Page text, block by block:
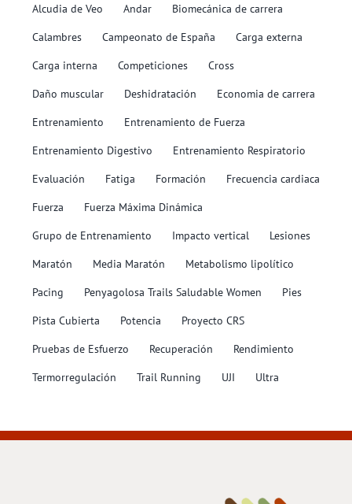
Alcudia de Veo
Andar
Biomecánica de carrera
Calambres
Campeonato de España
Carga externa
Carga interna
Competiciones
Cross
Daño muscular
Deshidratación
Economia de carrera
Entrenamiento
Entrenamiento de Fuerza
Entrenamiento Digestivo
Entrenamiento Respiratorio
Evaluación
Fatiga Formación
Frecuencia cardiaca
Fuerza
Fuerza Máxima Dinámica
Grupo de Entrenamiento
Impacto vertical
Lesiones
Maratón
Media Maratón
Metabolismo lipolítico
Pacing
Penyagolosa Trails Saludable Women
Pies
Pista Cubierta
Potencia
Proyecto CRS
Pruebas de Esfuerzo
Recuperación
Rendimiento
Termorregulación
Trail Running UJI Ultra